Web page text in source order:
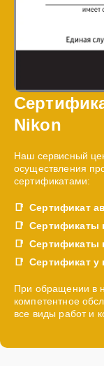
Nikon
Наш сервисный
осуществления
сертификатами:
Сертификат
Сертификаты
Сертификаты
Сертификат у
При обращении в
компетентное
все виды работ и